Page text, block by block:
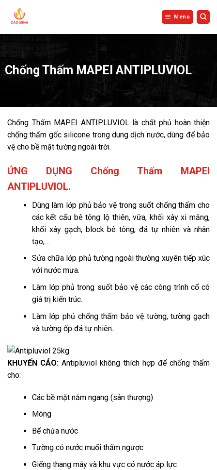
Menu
Chống Thấm MAPEI ANTIPLUVIOL
Chống Thấm MAPEI ANTIPLUVIOL là chất phủ hoàn thiện
chống thấm gốc silicone trong dung dịch nước, dùng để bảo
vệ cho bề mặt tường ngoài trời.
ỨNG DỤNG Chống Thấm MAPEI
ANTIPLUVIOL.
Dùng làm lớp phủ bảo vệ trong suốt chống thấm cho
các kết cấu bê tông lộ thiên, vữa, khối xây xi măng,
khối xây gạch, block bê tông, đá tự nhiên và nhân
tạo,…
Sửa chữa lớp phủ tường ngoài thường xuyên tiếp xúc
với nước mưa.
Làm lớp phủ trong suốt bảo vệ các công trình cổ có
giá trị kiến trúc.
Làm lớp phủ chống thấm bảo vệ tường, tường gạch
và tường ốp đá tự nhiên.
KHUYẾN CÁO:Antipluviol không thích hợp để chống thấm
cho:
Các bề mặt nằm ngang (sân thượng)
Móng
Bể chứa nước
Tường có nước muối thấm ngược
Giếng thang máy và khu vực có nước áp lực